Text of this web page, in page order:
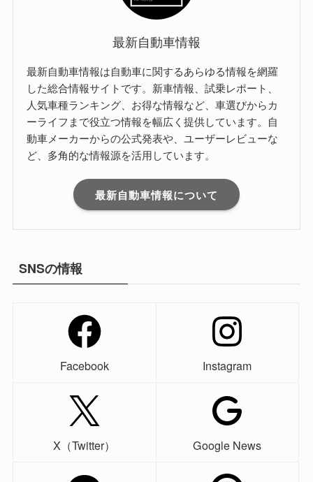
最新自動車情報
最新自動車情報は自動車に関するあらゆる情報を網羅
した総合情報サイトです。新車情報、試乗レポート、
人気車種ランキング、お得な情報など、車選びからカ
ーライフまで役立つ情報を幅広く提供しています。自
動車メーカーからの公式発表や、ユーザーレビューな
ど、多角的な情報源を活用しています。
最新自動車情報について
SNSの情報
Facebook Instagram
X（Twitter） Google News